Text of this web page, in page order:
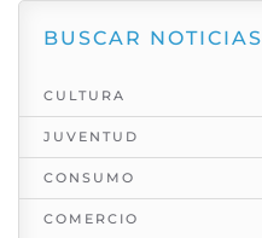
BUSCAR NOTICIAS
CULTURA
JUVENTUD
CONSUMO
COMERCIO